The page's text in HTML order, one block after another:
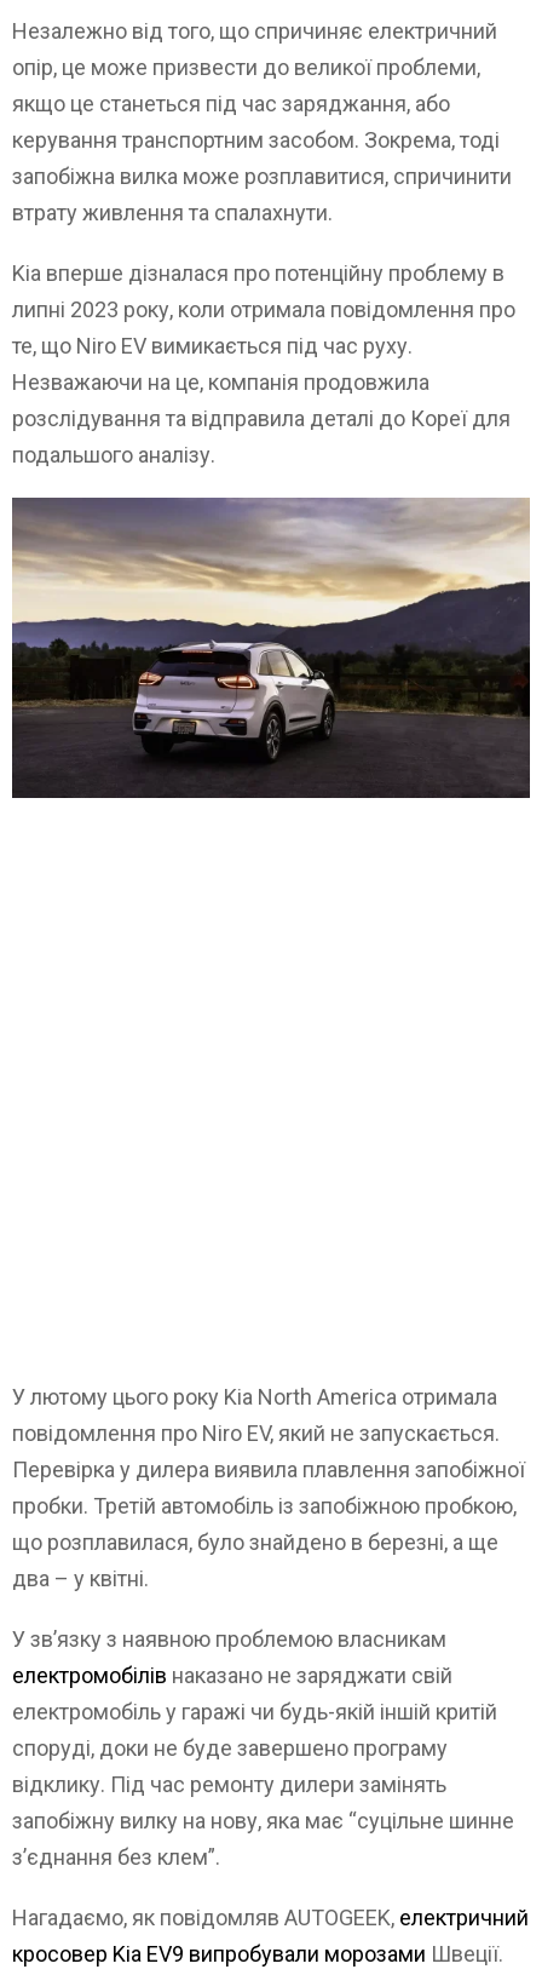
Незалежно від того, що спричиняє електричний
опір, це може призвести до великої проблеми,
якщо це станеться під час заряджання, або
керування транспортним засобом. Зокрема, тоді
запобіжна вилка може розплавитися, спричинити
втрату живлення та спалахнути.
Kia вперше дізналася про потенційну проблему в
липні 2023 року, коли отримала повідомлення про
те, що Niro EV вимикається під час руху.
Незважаючи на це, компанія продовжила
розслідування та відправила деталі до Кореї для
подальшого аналізу.
У лютому цього року Kia North America отримала
повідомлення про Niro EV, який не запускається.
Перевірка у дилера виявила плавлення запобіжної
пробки. Третій автомобіль із запобіжною пробкою,
що розплавилася, було знайдено в березні, а ще
два – у квітні.
У зв’язку з наявною проблемою власникам
електромобілів наказано не заряджати свій
електромобіль у гаражі чи будь-якій іншій критій
споруді, доки не буде завершено програму
відклику. Під час ремонту дилери замінять
запобіжну вилку на нову, яка має “суцільне шинне
з’єднання без клем”.
Нагадаємо, як повідомляв AUTOGEEK, електричний
кросовер Kia EV9 випробували морозами Швеції.